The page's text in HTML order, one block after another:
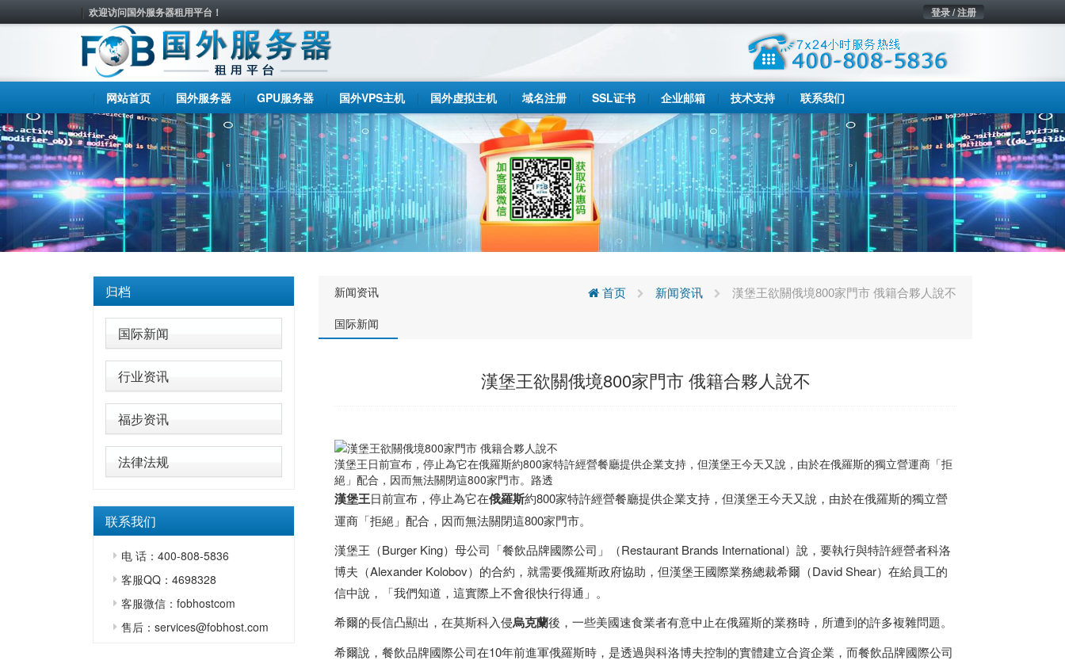
欢迎访问国外服务器租用平台！ 登录 / 注册
网站首页 国外服务器 GPU服务器 国外VPS主机 国外虚拟主机 域名注册 SSL证书 企业邮箱 技术支持 联系我们
归档
国际新闻
行业资讯
福步资讯
法律法规
联系我们
电 话：400-808-5836
客服QQ：4698328
客服微信：fobhostcom
售后：services@fobhost.com
新闻资讯
国际新闻
首页 新闻资讯 漢堡王欲關俄境800家門市 俄籍合夥人說不
漢堡王欲關俄境800家門市 俄籍合夥人說不
漢堡王日前宣布，停止為它在俄羅斯約800家特許經營餐廳提供企業支持，但漢堡王今天又說，由於在俄羅斯的獨立營運商「拒
絕」配合，因而無法關閉這800家門市。路透
漢堡王日前宣布，停止為它在俄羅斯約800家特許經營餐廳提供企業支持，但漢堡王今天又說，由於在俄羅斯的獨立營
運商「拒絕」配合，因而無法關閉這800家門市。
漢堡王（Burger King）母公司「餐飲品牌國際公司」（Restaurant Brands International）說，要執行與特許經營者科洛
博夫（Alexander Kolobov）的合約，就需要俄羅斯政府協助，但漢堡王國際業務總裁希爾（David Shear）在給員工的
信中說，「我們知道，這實際上不會很快行得通」。
希爾的長信凸顯出，在莫斯科入侵烏克蘭後，一些美國速食業者有意中止在俄羅斯的業務時，所遭到的許多複雜問題。
希爾說，餐飲品牌國際公司在10年前進軍俄羅斯時，是透過與科洛博夫控制的實體建立合資企業，而餐飲品牌國際公司